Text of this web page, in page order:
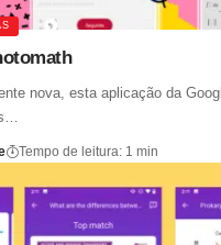
nova, esta aplicação da
Tempo de leitura: 1 min